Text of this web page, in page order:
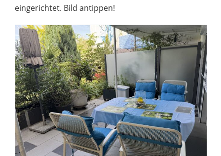
eingerichtet. Bild antippen!